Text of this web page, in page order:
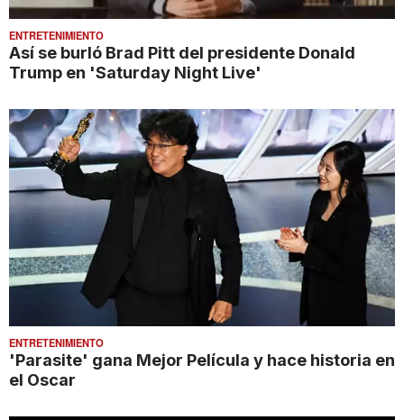
ENTRETENIMIENTO
Así se burló Brad Pitt del presidente Donald
Trump en 'Saturday Night Live'
ENTRETENIMIENTO
'Parasite' gana Mejor Película y hace historia en
el Oscar